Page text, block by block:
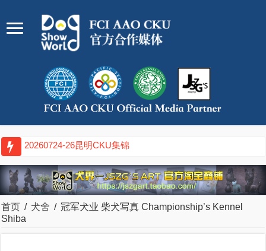
20260717-19武汉CKU集锦
首页 / 犬舍 / 冠军犬业 柴犬写真 Championship’s Kennel
Shiba